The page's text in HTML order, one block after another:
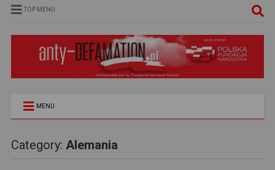
TOP MENU
MENU
Category: Alemania